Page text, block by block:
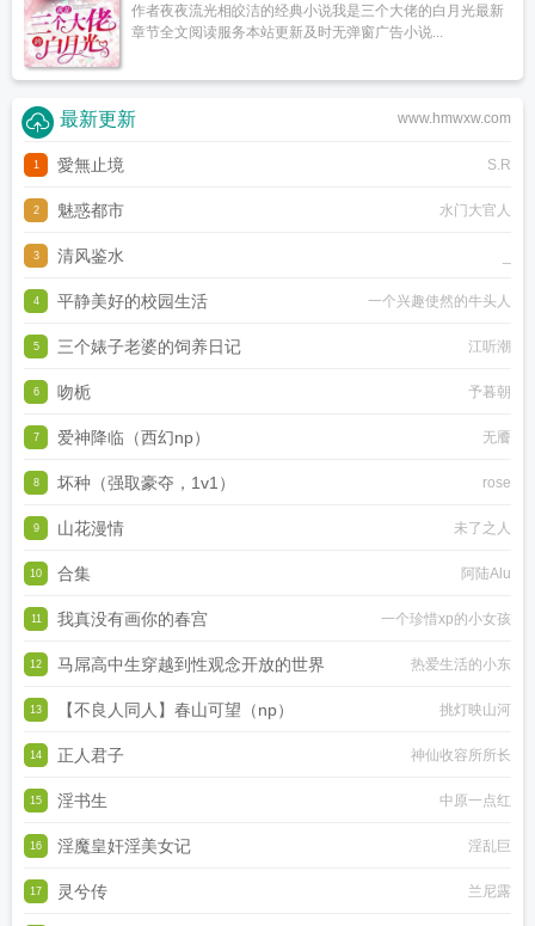
作者夜夜流光相皎洁的经典小说我是三个大佬的白月光最新
章节全文阅读服务本站更新及时无弹窗广告小说...
www.hmwxw.com
最新更新
1 愛無止境 S.R
2 魅惑都市 水门大官人
3 清风鉴水
4 平静美好的校园生活 一个兴趣使然的牛头人
5 三个婊子老婆的饲养日记 江听潮
6 吻栀 予暮朝
7 爱神降临（西幻np） 无餍
8 坏种（强取豪夺，1v1） rose
9 山花漫情 未了之人
10 合集 阿陆Alu
11 我真没有画你的春宫 一个珍惜xp的小女孩
12 马屌高中生穿越到性观念开放的世界 热爱生活的小东
13 【不良人同人】春山可望（np） 挑灯映山河
14 正人君子 神仙收容所所长
15 淫书生 中原一点红
16 淫魔皇奸淫美女记 淫乱巨
17 灵兮传 兰尼露